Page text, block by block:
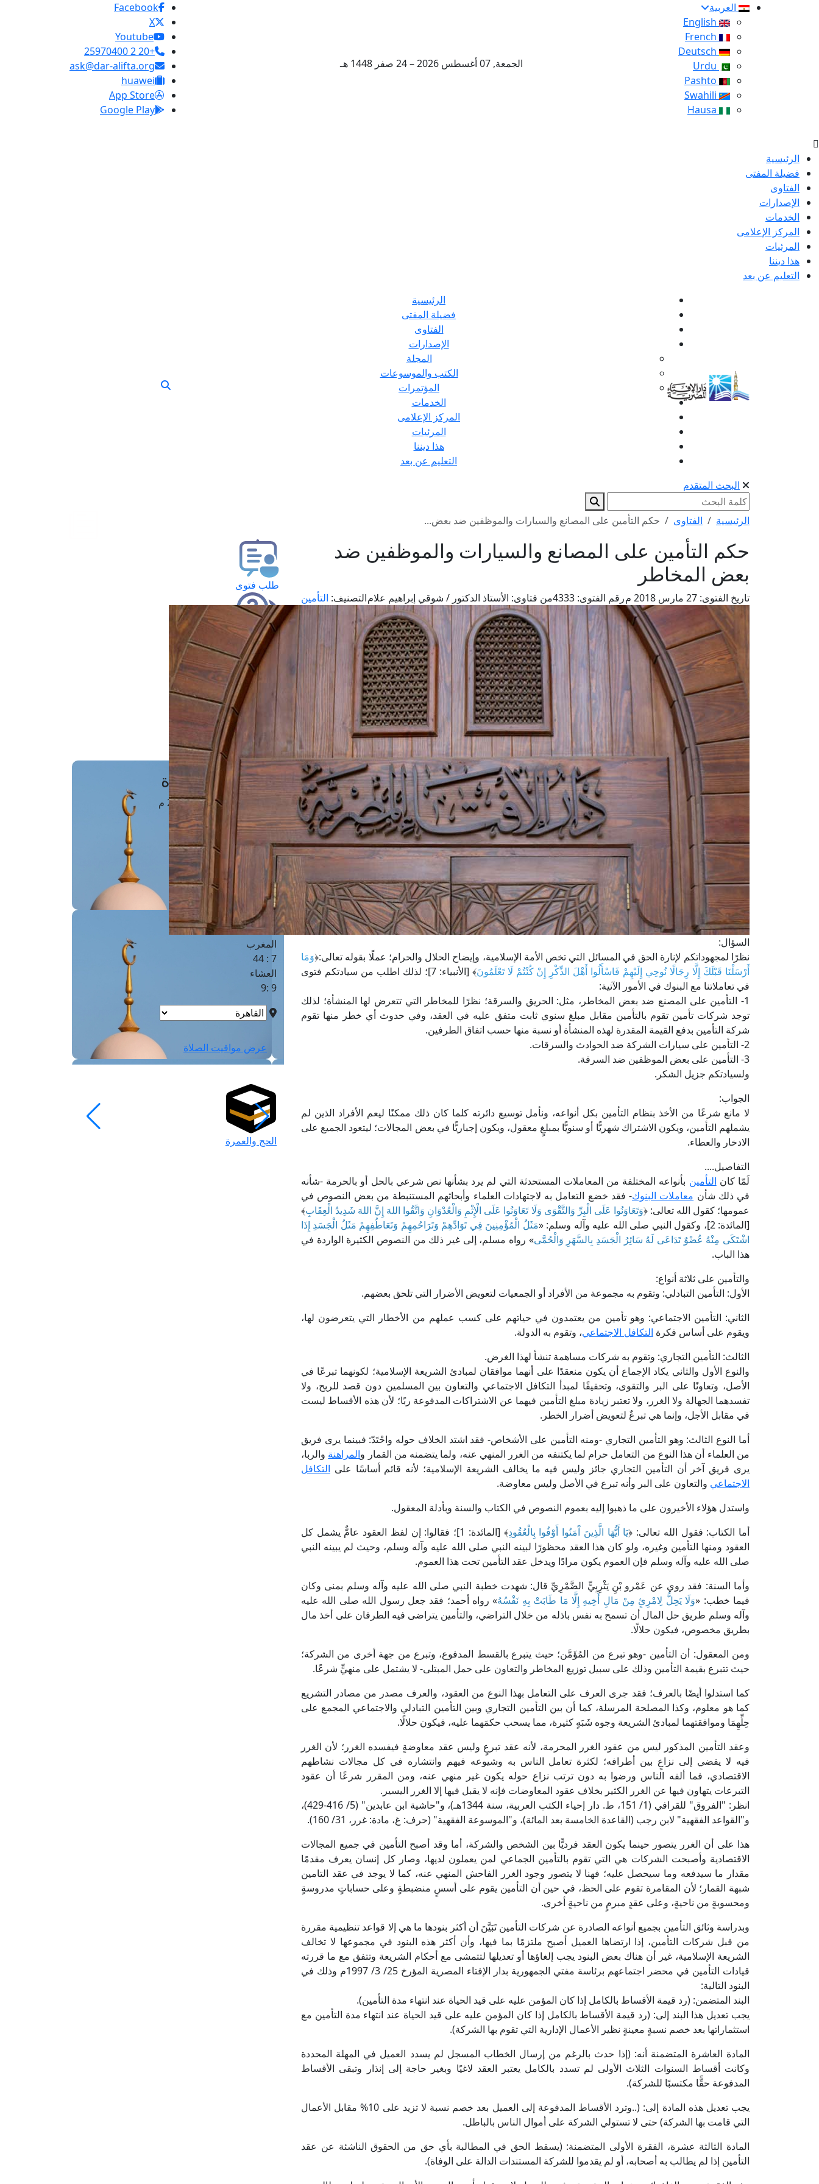
العربية
الجمعة, 07 أغسطس 2026 – 24 صفر 1448 هـ
Facebook
X
Youtube
+20 2 25970400
ask@dar-alifta.org
huawei
App Store
Google Play
الرئيسية
فضيلة المفتى
الفتاوى
الإصدارات
الخدمات
المركز الإعلامى
المرئيات
هذا ديننا
التعليم عن بعد
الرئيسية
فضيلة المفتى
الفتاوى
الإصدارات
المجلة
الكتب والموسوعات
المؤتمرات
الخدمات
المركز الإعلامى
المرئيات
هذا ديننا
التعليم عن بعد
البحث المتقدم
الرئيسية الفتاوى حكم التأمين على المصانع والسيارات والموظفين ضد بعض...
حكم التأمين على المصانع والسيارات والموظفين ضد
بعض المخاطر
تاريخ الفتوى: رقم الفتوى: من فتاوى: الأستاذ الدكتور / شوقي إبراهيم علامالتصنيف: التأمين
السؤال:
نظرًا لمجهوداتكم لإنارة الحق في المسائل التي تخص الأمة الإسلامية، وإيضاح الحلال والحرام؛ عملًا بقوله تعالى:﴿وَمَا
أَرْسَلْنَا قَبْلَكَ إِلَّا رِجَالًا نُوحِي إِلَيْهِمْ فَاسْأَلُوا أَهْلَ الذِّكْرِ إِنْ كُنْتُمْ لَا تَعْلَمُونَ
﴾ [الأنبياء: 7]؛ لذلك اطلب من سيادتكم فتوى
في تعاملاتنا مع البنوك في الأمور الآتية:
1- التأمين على المصنع ضد بعض المخاطر، مثل: الحريق والسرقة؛ نظرًا للمخاطر التي تتعرض لها المنشأة؛ لذلك
توجد شركات تأمين تقوم بالتأمين مقابل مبلغ سنوي ثابت متفق عليه في العقد، وفي حدوث أي خطر منها تقوم
شركة التأمين بدفع القيمة المقدرة لهذه المنشأة أو نسبة منها حسب اتفاق الطرفين.
2- التأمين على سيارات الشركة ضد الحوادث والسرقات.
3- التأمين على بعض الموظفين ضد السرقة.
ولسيادتكم جزيل الشكر.
الجواب:
لا مانع شرعًا من الأخذ بنظام التأمين بكل أنواعه، ونأمل توسيع دائرته كلما كان ذلك ممكنًا ليعم الأفراد الذين لم
يشملهم التأمين، ويكون الاشتراك شهريًّا أو سنويًّا بمبلغٍ معقول، ويكون إجباريًّا في بعض المجالات؛ ليتعود الجميع على
الادخار والعطاء.
التفاصيل....
لَمّا كان التأمين بأنواعه المختلفة من المعاملات المستحدثة التي لم يرد بشأنها نص شرعي بالحل أو بالحرمة -شأنه
في ذلك شأن معاملات البنوك- فقد خضع التعامل به لاجتهادات العلماء وأبحاثهم المستنبطة من بعض النصوص في
عمومها؛ كقول الله تعالى: ﴿وَتَعَاوَنُوا عَلَى الْبِرِّ وَالتَّقْوَى وَلَا تَعَاوَنُوا عَلَى الْإِثْمِ وَالْعُدْوَانِ وَاتَّقُوا اللهَ إِنَّ اللهَ شَدِيدُ الْعِقَابِ﴾
[المائدة: 2]، وكقول النبي صلى الله عليه وآله وسلم: «
مَثَلُ الْمُؤْمِنِينَ فِي تَوَادِّهِمْ وَتَرَاحُمِهِمْ وَتَعَاطُفِهِمْ مَثَلُ الْجَسَدِ إِذَا
اشْتَكَى مِنْهُ عُضْوٌ تَدَاعَى لَهُ سَائِرُ الْجَسَدِ بِالسَّهَرِ وَالْحُمَّى» رواه مسلم، إلى غير ذلك من النصوص الكثيرة الواردة في
هذا الباب.
والتأمين على ثلاثة أنواع:
الأول: التأمين التبادلي: وتقوم به مجموعة من الأفراد أو الجمعيات لتعويض الأضرار التي تلحق بعضهم.
الثاني: التأمين الاجتماعي: وهو تأمين من يعتمدون في حياتهم على كسب عملهم من الأخطار التي يتعرضون لها،
ويقوم على أساس فكرة التكافل الاجتماعي، وتقوم به الدولة.
الثالث: التأمين التجاري: وتقوم به شركات مساهمة تنشأ لهذا الغرض.
والنوع الأول والثاني يكاد الإجماع أن يكون منعقدًا على أنهما موافقان لمبادئ الشريعة الإسلامية؛ لكونهما تبرعًا في
الأصل، وتعاونًا على البر والتقوى، وتحقيقًا لمبدأ التكافل الاجتماعي والتعاون بين المسلمين دون قصد للربح، ولا
تفسدهما الجهالة ولا الغرر، ولا تعتبر زيادة مبلغ التأمين فيهما عن الاشتراكات المدفوعة ربًا؛ لأن هذه الأقساط ليست
في مقابل الأجل، وإنما هي تبرعٌ لتعويض أضرار الخطر.
أما النوع الثالث: وهو التأمين التجاري -ومنه التأمين على الأشخاص- فقد اشتد الخلاف حوله واحْتَدّ: فبينما يرى فريق
من العلماء أن هذا النوع من التعامل حرام لما يكتنفه من الغرر المنهي عنه، ولما يتضمنه من القمار والمراهنة والربا،
يرى فريق آخر أن التأمين التجاري جائز وليس فيه ما يخالف الشريعة الإسلامية؛ لأنه قائم أساسًا على التكافل
الاجتماعي والتعاون على البر وأنه تبرع في الأصل وليس معاوضة.
واستدل هؤلاء الأخيرون على ما ذهبوا إليه بعموم النصوص في الكتاب والسنة وبأدلة المعقول.
أما الكتاب: فقول الله تعالى: ﴿يَا أَيُّهَا الَّذِينَ آَمَنُوا أَوْفُوا بِالْعُقُودِ
﴾ [المائدة: 1]؛ فقالوا: إن لفظ العقود عامٌّ يشمل كل
العقود ومنها التأمين وغيره، ولو كان هذا العقد محظورًا لبينه النبي صلى الله عليه وآله وسلم، وحيث لم يبينه النبي
صلى الله عليه وآله وسلم فإن العموم يكون مرادًا ويدخل عقد التأمين تحت هذا العموم.
وأما السنة: فقد روي عن عَمْرو بْنِ يَثْرِبِيٍّ الضَّمْرِيِّ قال: شهدت خطبة النبي صلى الله عليه وآله وسلم بمنى وكان
فيما خطب: «وَلَا يَحِلُّ لِامْرِئٍ مِنْ مَالِ أَخِيهِ إِلَّا مَا طَابَتْ بِهِ نَفْسُهُ» رواه أحمد؛ فقد جعل رسول الله صلى الله عليه
وآله وسلم طريق حل المال أن تسمح به نفس باذله من خلال التراضي، والتأمين يتراضى فيه الطرفان على أخذ مال
بطريق مخصوص، فيكون حلالًا.
ومن المعقول: أن التأمين -وهو تبرع من المُؤَمَّن؛ حيث يتبرع بالقسط المدفوع، وتبرع من جهة أخرى من الشركة؛
حيث تتبرع بقيمة التأمين وذلك على سبيل توزيع المخاطر والتعاون على حمل المبتلى- لا يشتمل على منهيٍّ شرعًا.
كما استدلوا أيضًا بالعرف؛ فقد جرى العرف على التعامل بهذا النوع من العقود، والعرف مصدر من مصادر التشريع
كما هو معلوم، وكذا المصلحة المرسلة، كما أن بين التأمين التجاري وبين التأمين التبادلي والاجتماعي المجمع على
حِلِّهِمَا وموافقتهما لمبادئ الشريعة وجوه شَبَهٍ كثيرة، مما يسحب حكمَهما عليه، فيكون حلالًا.
وعقد التأمين المذكور ليس من عقود الغرر المحرمة، لأنه عقد تبرعٍ وليس عقد معاوضةٍ فيفسده الغرر؛ لأن الغرر
فيه لا يفضي إلى نزاعٍ بين أطرافه؛ لكثرة تعامل الناس به وشيوعه فيهم وانتشاره في كل مجالات نشاطهم
الاقتصادي، فما ألفه الناس ورضوا به دون ترتب نزاع حوله يكون غير منهي عنه، ومن المقرر شرعًا أن عقود
التبرعات يتهاون فيها عن الغرر الكثير بخلاف عقود المعاوضات فإنه لا يقبل فيها إلا الغرر اليسير.
انظر: "الفروق" للقرافي (1/ 151، ط. دار إحياء الكتب العربية، سنة 1344هـ)، و"حاشية ابن عابدين" (5/ 416-429)،
و"القواعد الفقهية" لابن رجب (القاعدة الخامسة بعد المائة)، و"الموسوعة الفقهية" (حرف: غ، مادة: غرر، 31/ 160).
هذا على أن الغرر يتصور حينما يكون العقد فرديًّا بين الشخص والشركة، أما وقد أصبح التأمين في جميع المجالات
الاقتصادية وأصبحت الشركات هي التي تقوم بالتأمين الجماعي لمن يعملون لديها، وصار كل إنسان يعرف مقدمًا
مقدار ما سيدفعه وما سيحصل عليه؛ فهنا لا يتصور وجود الغرر الفاحش المنهي عنه، كما لا يوجد في عقد التامين
شبهة القمار؛ لأن المقامرة تقوم على الحظ، في حين أن التأمين يقوم على أسسٍ منضبطةٍ وعلى حساباتٍ مدروسةٍ
ومحسوبةٍ من ناحيةٍ، وعلى عقدٍ مبرمٍ من ناحيةٍ أخرى.
وبدراسة وثائق التأمين بجميع أنواعه الصادرة عن شركات التأمين تَبَيَّنَ أن أكثر بنودها ما هي إلا قواعد تنظيمية مقررة
من قبل شركات التأمين، إذا ارتضاها العميل أصبح ملتزمًا بما فيها، وأن أكثر هذه البنود في مجموعها لا تخالف
الشريعة الإسلامية، غير أن هناك بعض البنود يجب إلغاؤها أو تعديلها لتتمشى مع أحكام الشريعة وتتفق مع ما قررته
قيادات التأمين في محضر اجتماعهم برئاسة مفتي الجمهورية بدار الإفتاء المصرية المؤرخ 25/ 3/ 1997م وذلك في
البنود التالية:
البند المتضمن: (رد قيمة الأقساط بالكامل إذا كان المؤمن عليه على قيد الحياة عند انتهاء مدة التأمين).
يجب تعديل هذا البند إلى: (رد قيمة الأقساط بالكامل إذا كان المؤمن عليه على قيد الحياة عند انتهاء مدة التأمين مع
استثماراتها بعد خصم نسبةٍ معينةٍ نظير الأعمال الإدارية التي تقوم بها الشركة).
المادة العاشرة المتضمنة أنه: (إذا حدث بالرغم من إرسال الخطاب المسجل لم يسدد العميل في المهلة المحددة
وكانت أقساط السنوات الثلاث الأولى لم تسدد بالكامل يعتبر العقد لاغيًا وبغير حاجة إلى إنذار وتبقى الأقساط
المدفوعة حقًّا مكتسبًا للشركة).
يجب تعديل هذه المادة إلى: (..وترد الأقساط المدفوعة إلى العميل بعد خصم نسبة لا تزيد على 10% مقابل الأعمال
التي قامت بها الشركة) حتى لا تستولي الشركة على أموال الناس بالباطل.
المادة الثالثة عشرة، الفقرة الأولى المتضمنة: (يسقط الحق في المطالبة بأي حق من الحقوق الناشئة عن عقد
التأمين إذا لم يطالب به أصحابه، أو لم يقدموا للشركة المستندات الدالة على الوفاة).
طلب فتوى
استعلام عن فتوى
حجز موعد
الفتوى الهاتفية
مَواقِيتُ الصَّـــلاة
القاهرة · 07 أغسطس 2026 م
الفجر
4 :41
الشروق
6 :17
الظهر
1 : 1
العصر
4:38
المغرب
7 : 44
العشاء
9 :9
عرض مواقيت الصلاة
الحج والعمرة